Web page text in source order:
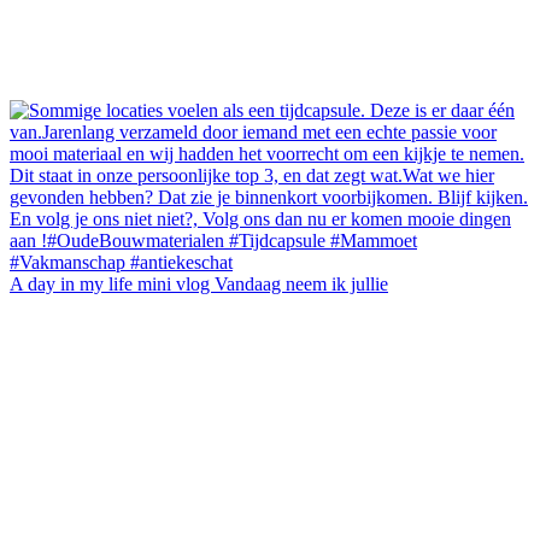
A day in my life mini vlog Vandaag neem ik jullie